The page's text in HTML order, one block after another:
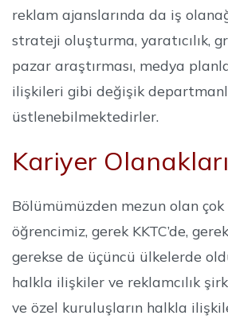
reklam ajanslarında da iş
strateji oluşturma, yaratıcılık,
pazar araştırması, medya
ilişkileri gibi değişik
üstlenebilmektedirler.
Kariyer Olanakları
Bölümümüzden mezun olan çok
öğrencimiz, gerek KKTC’de,
gerekse de üçüncü ülkelerde
halkla ilişkiler ve reklamcılık
ve özel kuruluşların halkla